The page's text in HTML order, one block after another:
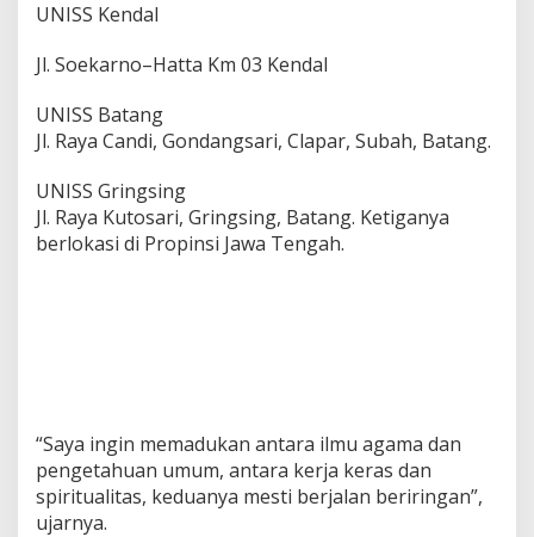
UNISS Kendal
Jl. Soekarno–Hatta Km 03 Kendal
UNISS Batang
Jl. Raya Candi, Gondangsari, Clapar, Subah, Batang.
UNISS Gringsing
Jl. Raya Kutosari, Gringsing, Batang. Ketiganya
berlokasi di Propinsi Jawa Tengah.
“Saya ingin memadukan antara ilmu agama dan
pengetahuan umum, antara kerja keras dan
spiritualitas, keduanya mesti berjalan beriringan”,
ujarnya.